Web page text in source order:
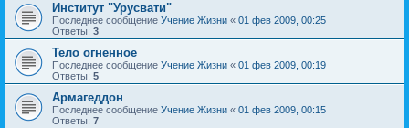
Институт "Урусвати"
Последнее сообщение Учение Жизни « 01 фев 2009, 00:25
Ответы: 3
Тело огненное
Последнее сообщение Учение Жизни « 01 фев 2009, 00:19
Ответы: 5
Армагеддон
Последнее сообщение Учение Жизни « 01 фев 2009, 00:15
Ответы: 7